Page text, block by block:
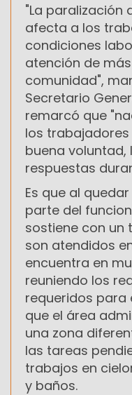
"La paralización
afecta a los
condiciones
atención de
comunidad",
Secretario
remarcó que
los
buena voluntad,
respuestas
Es que al
parte del
sostiene con un
son atendidos
encuentra en
reuniendo los
requeridos para
que el área
una zona
las tareas
trabajos en
y baños.